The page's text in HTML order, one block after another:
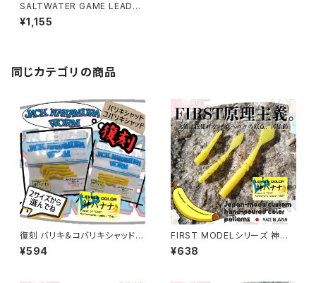
SALTWATER GAME LEADER
0.8～1.5号【SQUIDMANIA】
¥1,155
同じカテゴリの商品
復刻 バリキ＆コバリキシャッド
神バナナカラー【ジャックナカム
ラ】
¥594
FIRST MODELシリーズ 神バ
¥638